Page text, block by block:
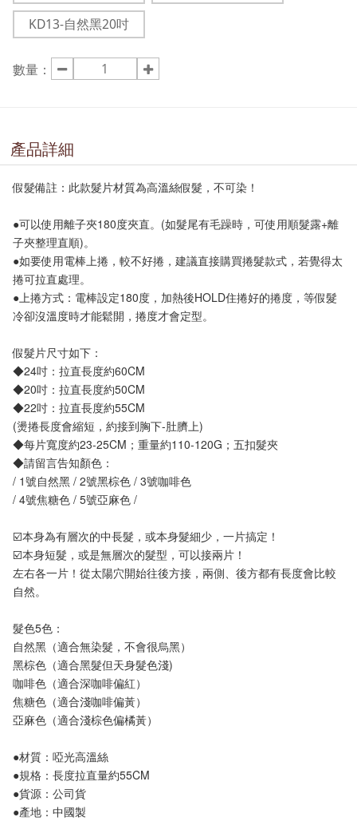
KD13-自然黑20吋
數量：
產品詳細
假髮備註：此款髮片材質為高溫絲假髮，不可染！
●可以使用離子夾180度夾直。(如髮尾有毛躁時，可使用順髮露+離
子夾整理直順)。
●如要使用電棒上捲，較不好捲，建議直接購買捲髮款式，若覺得太
捲可拉直處理。
●上捲方式：電棒設定180度，加熱後HOLD住捲好的捲度，等假髮
冷卻沒溫度時才能鬆開，捲度才會定型。
假髮片尺寸如下：
◆24吋：拉直長度約60CM
◆20吋：拉直長度約50CM
◆22吋：拉直長度約55CM
(燙捲長度會縮短，約接到胸下-肚臍上)
◆每片寬度約23-25CM；重量約110-120G；五扣髮夾
◆請留言告知顏色：
/ 1號自然黑 / 2號黑棕色 / 3號咖啡色
/ 4號焦糖色 / 5號亞麻色 /
☑️本身為有層次的中長髮，或本身髮細少，一片搞定！
☑️本身短髮，或是無層次的髮型，可以接兩片！
左右各一片！從太陽穴開始往後方接，兩側、後方都有長度會比較
自然。
髮色5色：
自然黑（適合無染髮，不會很烏黑）
黑棕色（適合黑髮但天身髮色淺)
咖啡色（適合深咖啡偏紅）
焦糖色（適合淺咖啡偏黃）
亞麻色（適合淺棕色偏橘黃）
●材質：啞光高溫絲
●規格：長度拉直量約55CM
●貨源：公司貨
●產地：中國製